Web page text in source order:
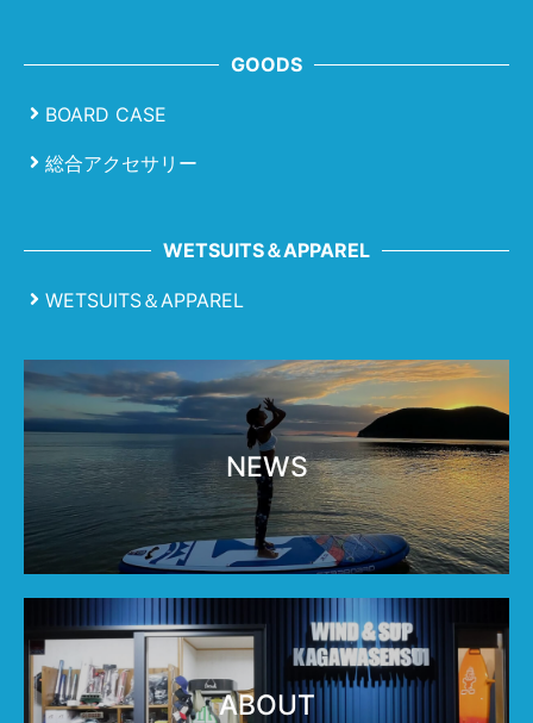
GOODS
BOARD CASE
総合アクセサリー
WETSUITS＆APPAREL
WETSUITS＆APPAREL
NEWS
ABOUT